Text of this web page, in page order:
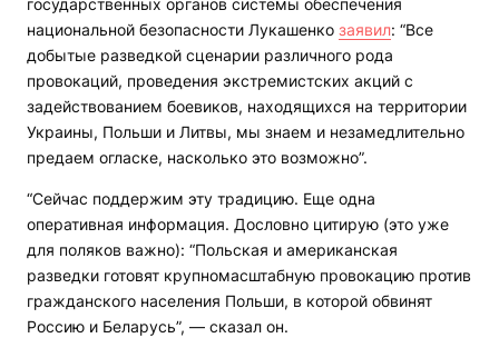
государственных органов системы обеспечения
национальной безопасности Лукашенко заявил: “Все
добытые разведкой сценарии различного рода
провокаций, проведения экстремистских акций с
задействованием боевиков, находящихся на территории
Украины, Польши и Литвы, мы знаем и незамедлительно
предаем огласке, насколько это возможно”.
“Сейчас поддержим эту традицию. Еще одна
оперативная информация. Дословно цитирую (это уже
для поляков важно): “Польская и американская
разведки готовят крупномасштабную провокацию против
гражданского населения Польши, в которой обвинят
Россию и Беларусь”, — сказал он.